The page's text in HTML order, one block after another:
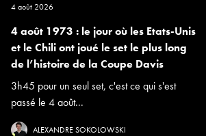
4 août 2026
4 août 1973 : le jour où les Etats-Unis
et le Chili ont joué le set le plus long
de l’histoire de la Coupe Davis
3h45 pour un seul set, c'est ce qui s'est
passé le 4 août...
ALEXANDRE SOKOLOWSKI